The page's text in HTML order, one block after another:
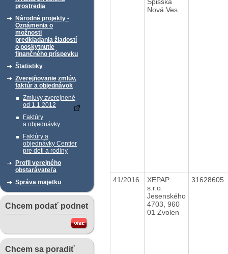
prostredia
Národné projekty -
Oznámenia o
možnosti
predkladania žiadostí
o poskytnutie
finančného príspevku
Štatistiky
Zverejňovanie zmlúv,
faktúr a objednávok
Zmluvy zverejnené
od 1.1.2012
Faktúry
a objednávky
Faktúry a
objednávky Centier
pre deti a rodiny
Profil verejného
obstarávateľa
Správa majetku
Chcem podať podnet
Chcem sa poradiť
Nová Ves
41/2016
XEPAP
s.r.o.
Jesenského
4703, 960
01 Zvolen
31628605